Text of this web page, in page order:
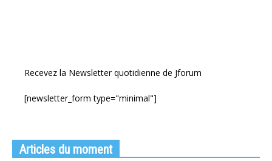
Recevez la Newsletter quotidienne de Jforum
[newsletter_form type="minimal"]
Articles du moment